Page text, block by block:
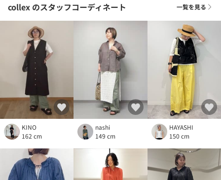
collex のスタッフコーディネート 一覧を見る
KINO
162 cm
nashi
149 cm
HAYASHI
150 cm